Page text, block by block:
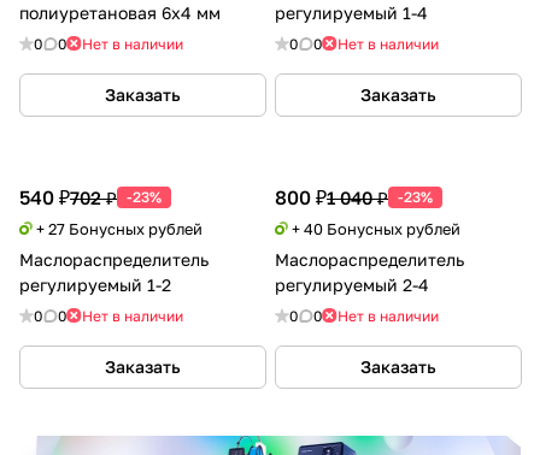
полиуретановая 6x4 мм
0 0 Нет в наличии
Заказать
регулируемый 1-4
0 0 Нет в наличии
Заказать
540 ₽702 ₽ -23%
+ 27 Бонусных рублей
Маслораспределитель
регулируемый 1-2
0 0 Нет в наличии
Заказать
800 ₽1 040 ₽ -23%
+ 40 Бонусных рублей
Маслораспределитель
регулируемый 2-4
0 0 Нет в наличии
Заказать